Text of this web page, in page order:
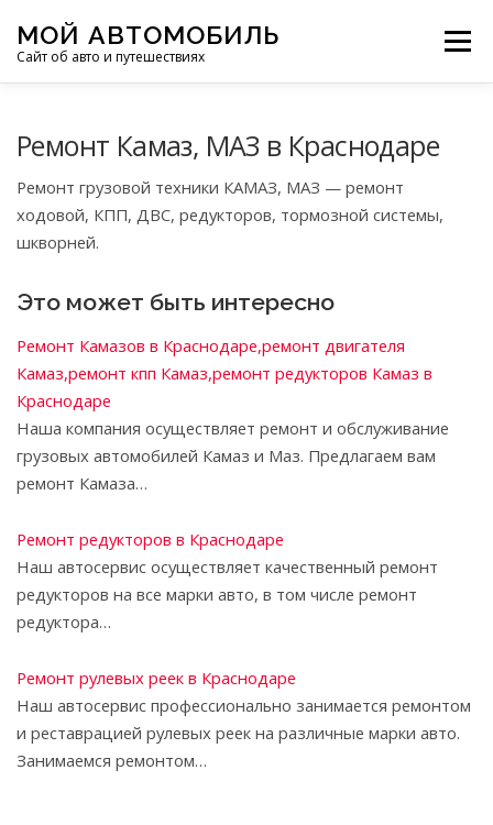
содержимому
МОЙ АВТОМОБИЛЬ
Сайт об авто и путешествиях
Меню
МОТОЦИКЛЫ
Ремонт Камаз, МАЗ в Краснодаре
Ремонт грузовой техники КАМАЗ, МАЗ — ремонт
ходовой, КПП, ДВС, редукторов, тормозной системы,
шкворней.
Это может быть интересно
Ремонт Камазов в Краснодаре,ремонт двигателя
Камаз,ремонт кпп Камаз,ремонт редукторов Камаз в
Краснодаре
Наша компания осуществляет ремонт и обслуживание
грузовых автомобилей Камаз и Маз. Предлагаем вам
ремонт Камаза…
Ремонт редукторов в Краснодаре
Наш автосервис осуществляет качественный ремонт
редукторов на все марки авто, в том числе ремонт
редуктора…
Ремонт рулевых реек в Краснодаре
Наш автосервис профессионально занимается ремонтом
и реставрацией рулевых реек на различные марки авто.
Занимаемся ремонтом…